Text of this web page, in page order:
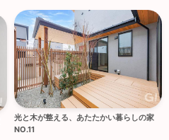
光と木が整える、あたたかい暮らしの家
NO.11